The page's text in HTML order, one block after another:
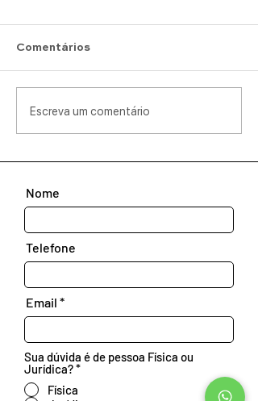
Comentários
Escreva um comentário
Nome
Telefone
Email
Sua dúvida é de pessoa Física ou
Jurídica?*
Física